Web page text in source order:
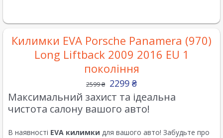
Килимки EVA Porsche Panamera (970)
Long Liftback 2009 2016 EU 1
покоління
2599₴ 2299 ₴
Максимальний захист та ідеальна
чистота салону вашого авто!
В наявності EVA килимки для вашого авто! Забудьте про